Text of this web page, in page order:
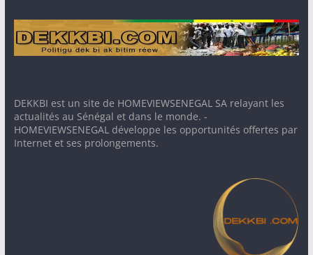
DEKKBI est un site de HOMEVIEWSENEGAL SA relayant les
actualités au Sénégal et dans le monde. -
HOMEVIEWSENEGAL développe les opportunités offertes par
Internet et ses prolongements.